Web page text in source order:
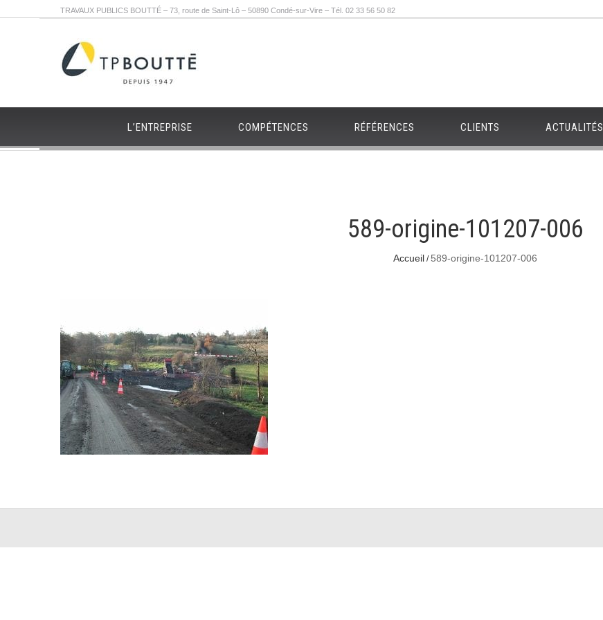
TRAVAUX PUBLICS BOUTTÉ – 73, route de Saint-Lô – 50890 Condé-sur-Vire – Tél. 02 33 56 50 82
L’ENTREPRISE COMPÉTENCES RÉFÉRENCES CLIENTS ACTUALITÉS
589-origine-101207-006
Accueil 589-origine-101207-006